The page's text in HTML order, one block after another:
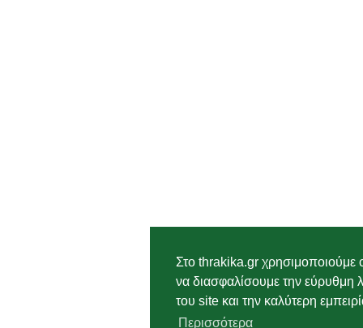
Στο thrakika.gr χρησιμοποιούμε
να διασφαλίσουμε την εύρυθμη
του site και την καλύτερη
Περισσότερα